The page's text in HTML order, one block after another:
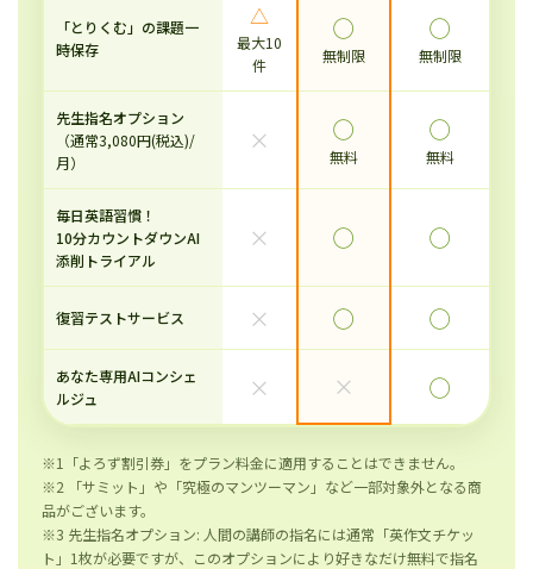
「とりくむ」の課題一
時保存
△
最大10
件
◯
無制限
◯
無制限
先生指名オプション
（通常3,080円(税込)/
月）
× ◯
無料
◯
無料
毎日英語習慣！
10分カウントダウンAI
添削トライアル
× ◯ ◯
復習テストサービス × ◯ ◯
あなた専用AIコンシェ
ルジュ
× × ◯
※1「よろず割引券」をプラン料金に適用することはできません。
※2 「サミット」や「究極のマンツーマン」など一部対象外となる商
品がございます。
※3 先生指名オプション: 人間の講師の指名には通常「英作文チケッ
ト」1枚が必要ですが、このオプションにより好きなだけ無料で指名